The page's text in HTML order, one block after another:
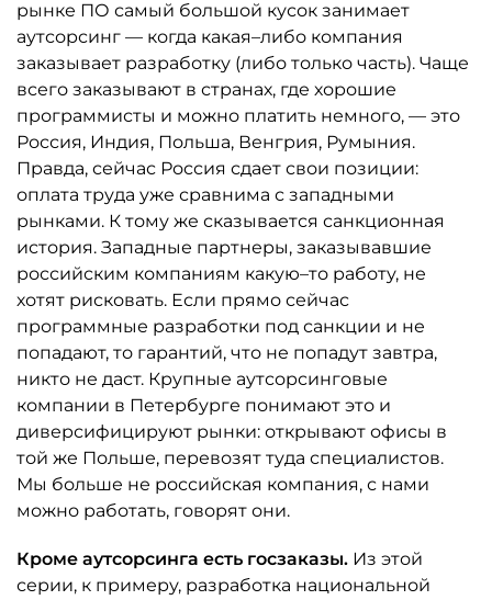
рынке ПО самый большой кусок занимает
аутсорсинг — когда какая–либо компания
заказывает разработку (либо только часть). Чаще
всего заказывают в странах, где хорошие
программисты и можно платить немного, — это
Россия, Индия, Польша, Венгрия, Румыния.
Правда, сейчас Россия сдает свои позиции:
оплата труда уже сравнима с западными
рынками. К тому же сказывается санкционная
история. Западные партнеры, заказывавшие
российским компаниям какую–то работу, не
хотят рисковать. Если прямо сейчас
программные разработки под санкции и не
попадают, то гарантий, что не попадут завтра,
никто не даст. Крупные аутсорсинговые
компании в Петербурге понимают это и
диверсифицируют рынки: открывают офисы в
той же Польше, перевозят туда специалистов.
Мы больше не российская компания, с нами
можно работать, говорят они.
Кроме аутсорсинга есть госзаказы. Из этой
серии, к примеру, разработка национальной